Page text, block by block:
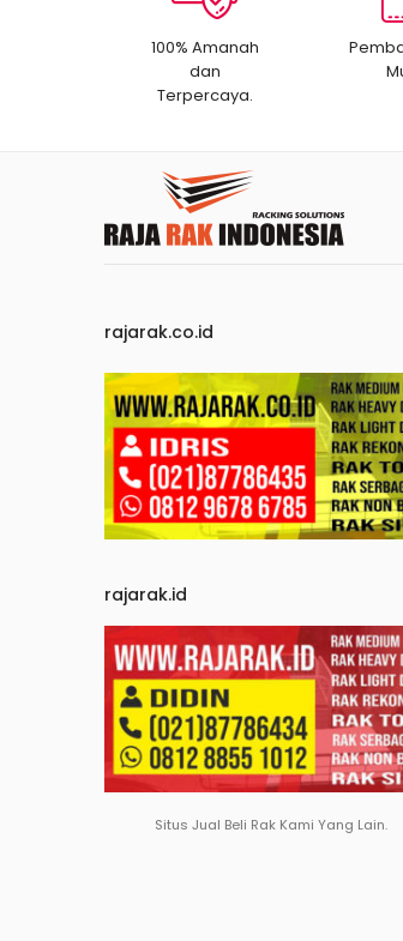
100% Amanah
dan
Terpercaya.
rajarak.co.id
rajarak.id
Situs Jual Beli Rak Kami Yang Lain.